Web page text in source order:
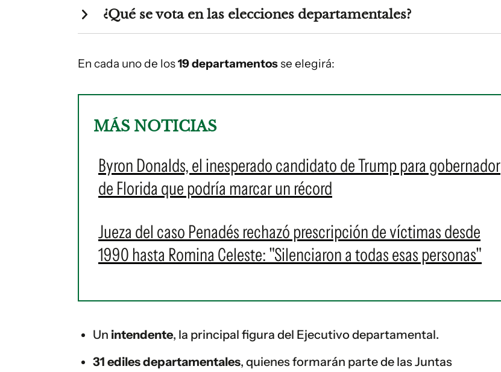
¿Qué se vota en las elecciones departamentales?
En cada uno de los19 departamentosse elegirá:
MÁS NOTICIAS
Byron Donalds, el inesperado candidato de Trump para gobernador
de Florida que podría marcar un récord
Jueza del caso Penadés rechazó prescripción de víctimas desde
1990 hasta Romina Celeste: "Silenciaron a todas esas personas"
Un intendente, la principal figura del Ejecutivo departamental.
31 ediles departamentales, quienes formarán parte de las Juntas